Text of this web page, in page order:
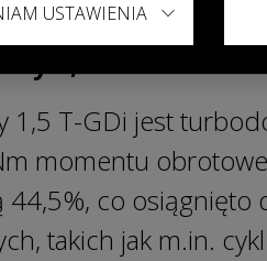
1,5 T-GDi
1,5 T-GDi jest
momentu
44,5%, co
takich jak m.in.
USTAWIENIA